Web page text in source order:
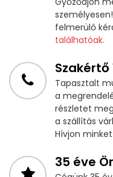
felmerülő
találhatóak.
Tapasztalt
a
részletet
a szállítás
Hívjon
35 éve